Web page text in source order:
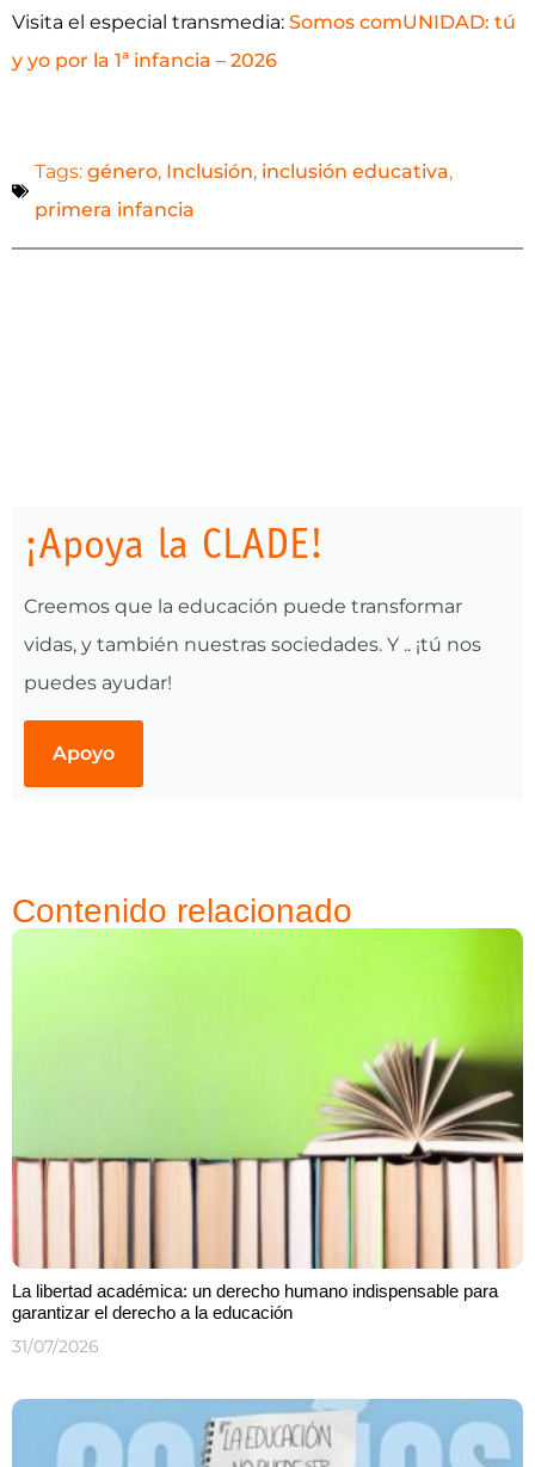
Visita el especial transmedia: Somos comUNIDAD: tú
y yo por la 1ª infancia – 2026
Tags: género, Inclusión, inclusión educativa,
primera infancia
¡Apoya la CLADE!
Creemos que la educación puede transformar
vidas, y también nuestras sociedades. Y .. ¡tú nos
puedes ayudar!
Apoyo
Contenido relacionado
La libertad académica: un derecho humano indispensable para
garantizar el derecho a la educación
31/07/2026